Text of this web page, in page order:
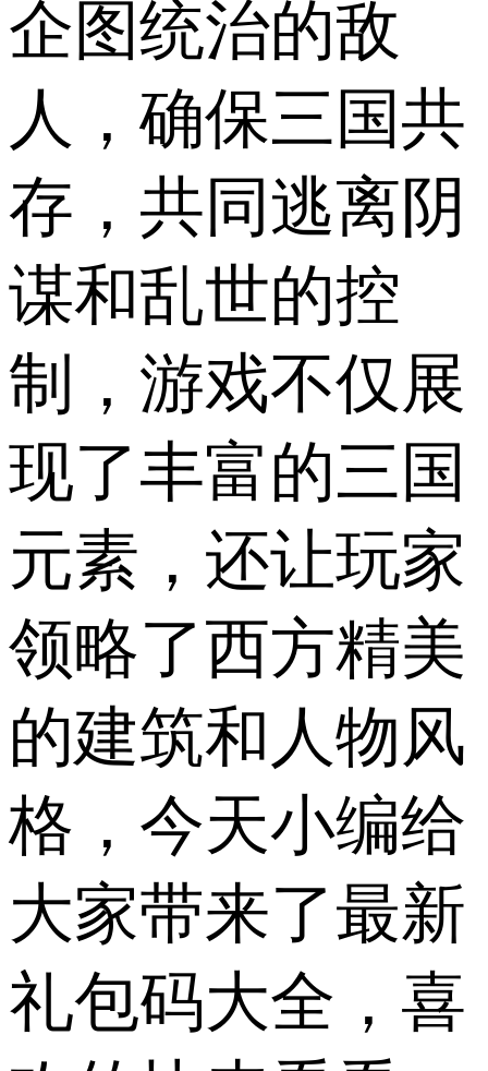
企图统治的敌
人，确保三国共
存，共同逃离阴
谋和乱世的控
制，游戏不仅展
现了丰富的三国
元素，还让玩家
领略了西方精美
的建筑和人物风
格，今天小编给
大家带来了最新
礼包码大全，喜